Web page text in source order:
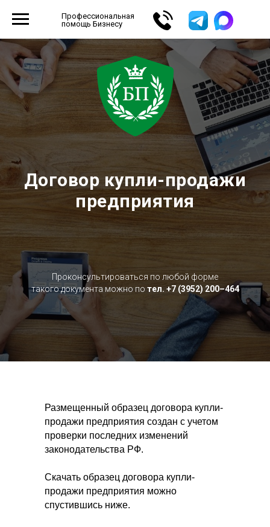
Профессиональная
помощь Бизнесу
Договор купли-продажи
предприятия
Проконсультироваться по любой форме
такого документа можно по тел. +7 (3952) 200–464
Размещенный образец договора купли-
продажи предприятия создан с учетом
проверки последних изменений
законодательства РФ.
Скачать образец договора купли-
продажи предприятия можно
спустившись ниже.